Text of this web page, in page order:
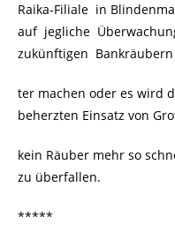
Raika-Filiale in
auf jegliche
zukünftigen
ter machen oder es wird
beherzten Einsatz von
kein Räuber mehr so
zu überfallen.
*****